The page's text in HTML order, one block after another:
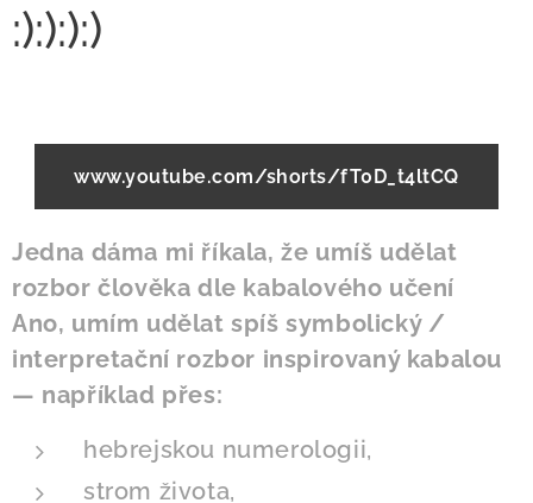
:):):):)
www.youtube.com/shorts/fT0D_t4ltCQ
Jedna dáma mi říkala, že umíš udělat
rozbor člověka dle kabalového učení
Ano, umím udělat spíš symbolický /
interpretační rozbor inspirovaný kabalou
— například přes:
hebrejskou numerologii,
strom života,